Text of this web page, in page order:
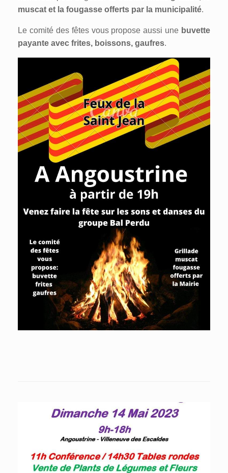
muscat et la fougasse offerts par la municipalité.
Le comité des fêtes vous propose aussi une buvette
payante avec frites, boissons, gaufres.